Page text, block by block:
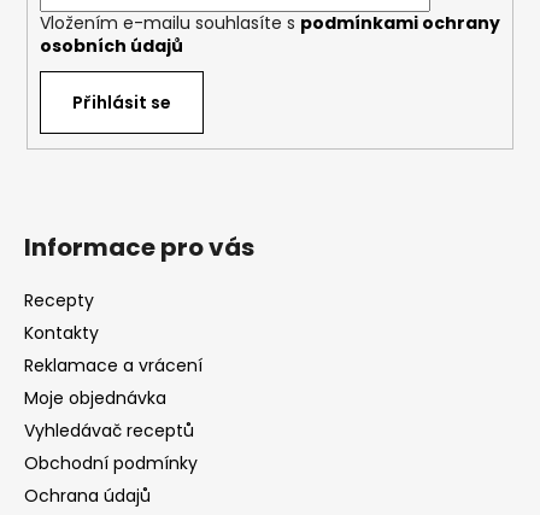
Vložením e-mailu souhlasíte s podmínkami ochrany
osobních údajů
Přihlásit se
Informace pro vás
Recepty
Kontakty
Reklamace a vrácení
Moje objednávka
Vyhledávač receptů
Obchodní podmínky
Ochrana údajů